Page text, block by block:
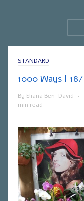
STANDARD
By Eliana Ben-David •
min read